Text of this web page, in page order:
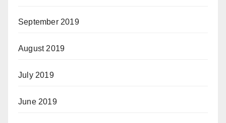
September 2019
August 2019
July 2019
June 2019